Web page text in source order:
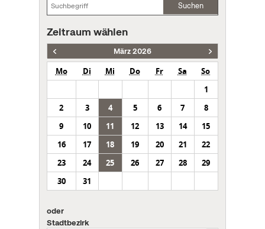
Suchen
Zeitraum wählen
März 2026
Mo Di Mi Do Fr Sa
So
1
2
3 4 5 6 7
8
9
10 11 12 13 14
15
16
17 18 19 20 21
22
23
24 25 26 27 28
29
30
31
oder
Stadtbezirk